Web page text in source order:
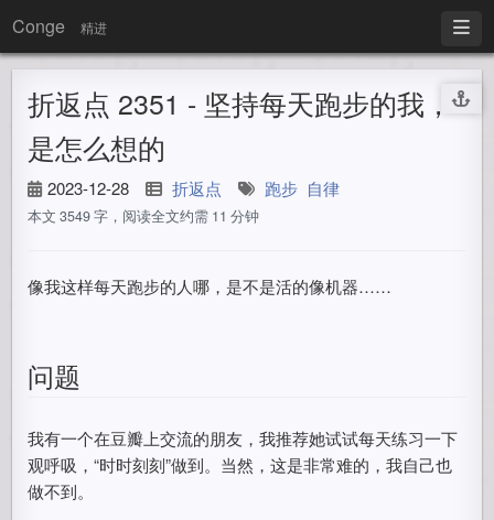
Conge 精进
折返点 2351 - 坚持每天跑步的我，
是怎么想的
2023-12-28 折返点 跑步 自律
本文 3549 字，阅读全文约需 11 分钟
像我这样每天跑步的人哪，是不是活的像机器……
问题
我有一个在豆瓣上交流的朋友，我推荐她试试每天练习一下
观呼吸，“时时刻刻”做到。当然，这是非常难的，我自己也
做不到。